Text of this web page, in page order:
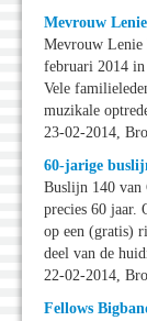
Mevrouw
Mevrouw Lenie
februari 2014 in
Vele
muzikale
23-02-2014,
60-jarige
Buslijn 140 van
precies 60 jaar.
op een (gratis)
deel van de
22-02-2014,
Fellows